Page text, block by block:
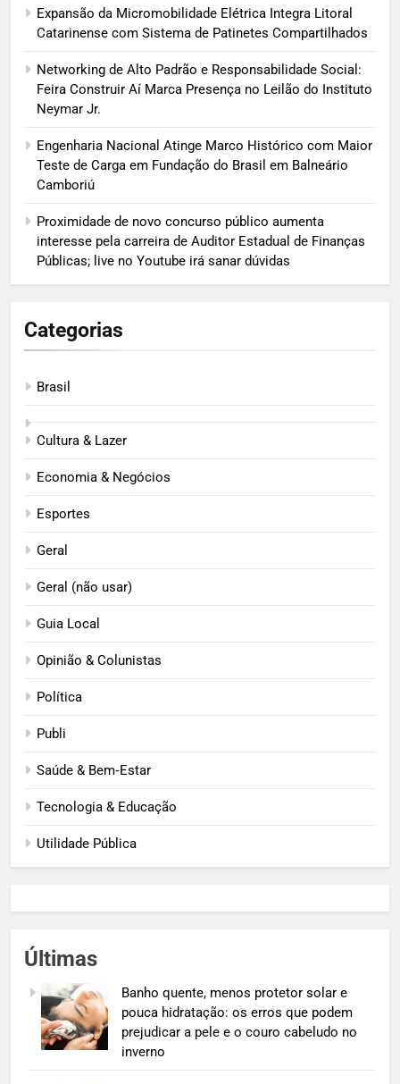
Expansão da Micromobilidade Elétrica Integra Litoral
Catarinense com Sistema de Patinetes Compartilhados
Networking de Alto Padrão e Responsabilidade Social:
Feira Construir Aí Marca Presença no Leilão do Instituto
Neymar Jr.
Engenharia Nacional Atinge Marco Histórico com Maior
Teste de Carga em Fundação do Brasil em Balneário
Camboriú
Proximidade de novo concurso público aumenta
interesse pela carreira de Auditor Estadual de Finanças
Públicas; live no Youtube irá sanar dúvidas
Categorias
Brasil
Cultura & Lazer
Economia & Negócios
Esportes
Geral
Geral (não usar)
Guia Local
Opinião & Colunistas
Política
Publi
Saúde & Bem‑Estar
Tecnologia & Educação
Utilidade Pública
Últimas
Banho quente, menos protetor solar e
pouca hidratação: os erros que podem
prejudicar a pele e o couro cabeludo no
inverno